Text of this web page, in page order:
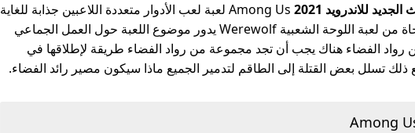
Among Us لعبة لعب الأدوار متعددة اللاعبين جذابة للغاية
من الناشر Innersloth مستوحاة من لعبة اللوحة الشعبية Werewolf يدور موضوع اللعبة حول العمل الجماعي
الفضاء هناك يجب أن تجد مجموعة من رواد الفضاء طريقة لإطلاقها في
تسلل بعض القتلة إلى الطاقم لتدمير الجميع ماذا سيكون مصير رائد الفضاء.